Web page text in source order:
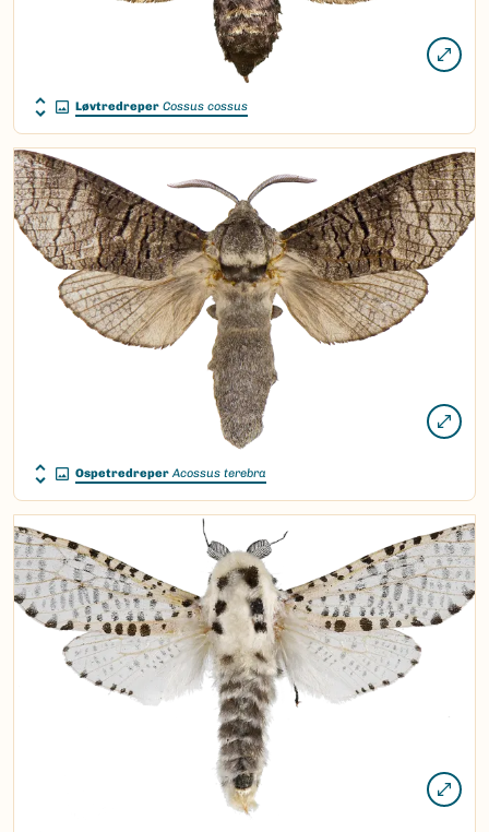
Løvtredreper Cossus cossus
Ospetredreper Acossus terebra